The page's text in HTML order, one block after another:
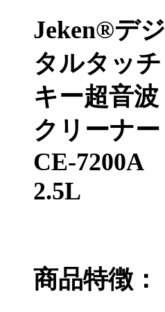
Jeken®デジ
タルタッチ
キー超音波
クリーナー
CE-7200A
2.5L
商品特徴：